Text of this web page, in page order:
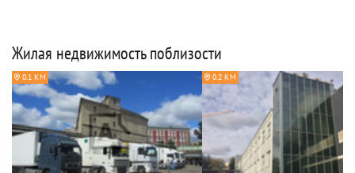
Жилая недвижимость поблизости
0.1 КМ 0.2 КМ